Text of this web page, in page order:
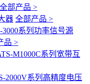
全部产品 >
器 全部产品 >
3000系列功率信号源
品 >
M1000C系列宽带互
2000V系列高精度电压